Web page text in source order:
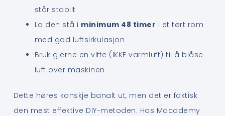
står stabilt
La den stå i minimum 48 timer i et tørt rom
med god luftsirkulasjon
Bruk gjerne en vifte (IKKE varmluft) til å blåse
luft over maskinen
Dette høres kanskje banalt ut, men det er faktisk
den mest effektive DIY-metoden. Hos Macademy